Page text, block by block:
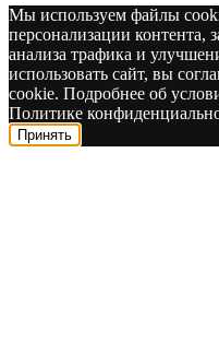
Мы используем файлы
персонализации контента,
анализа трафика и
использовать сайт, вы
cookie. Подробнее об
Политике
Принять